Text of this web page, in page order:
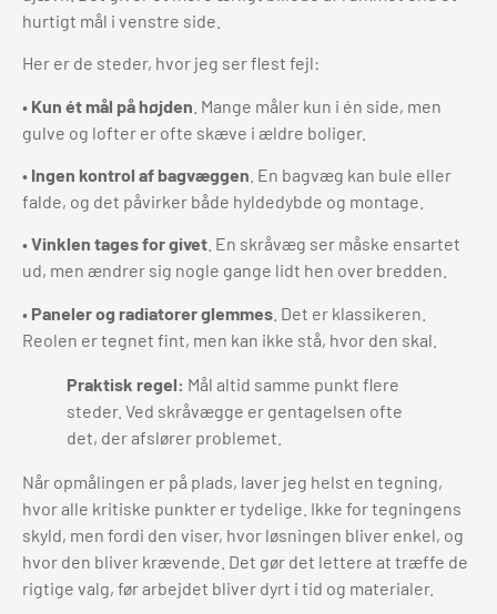
hurtigt mål i venstre side.
Her er de steder, hvor jeg ser flest fejl:
• Kun ét mål på højden . Mange måler kun i én side, men
gulve og lofter er ofte skæve i ældre boliger.
• Ingen kontrol af bagvæggen . En bagvæg kan bule eller
falde, og det påvirker både hyldedybde og montage.
•Vinklen tages for givet . En skråvæg ser måske ensartet
ud, men ændrer sig nogle gange lidt hen over bredden.
• Paneler og radiatorer glemmes . Det er klassikeren.
Reolen er tegnet fint, men kan ikke stå, hvor den skal.
Praktisk regel: Mål altid samme punkt flere
steder. Ved skråvægge er gentagelsen ofte
det, der afslører problemet.
Når opmålingen er på plads, laver jeg helst en tegning,
hvor alle kritiske punkter er tydelige. Ikke for tegningens
skyld, men fordi den viser, hvor løsningen bliver enkel, og
hvor den bliver krævende. Det gør det lettere at træffe de
rigtige valg, før arbejdet bliver dyrt i tid og materialer.